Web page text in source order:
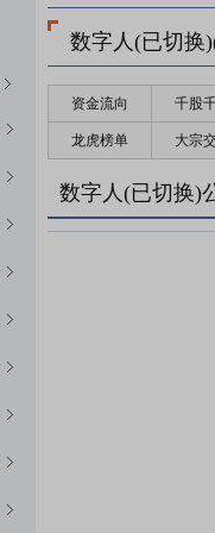
数字人(已切换
资金流向 千股
龙虎榜单 大宗
数字人(已切换)